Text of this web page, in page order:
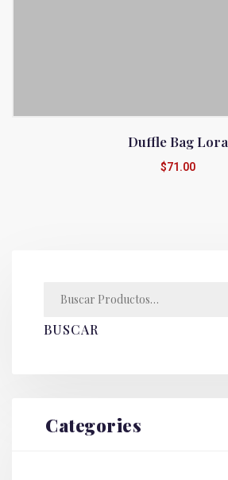
Duffle Bag Lora
$71.00
BUSCAR
Categories